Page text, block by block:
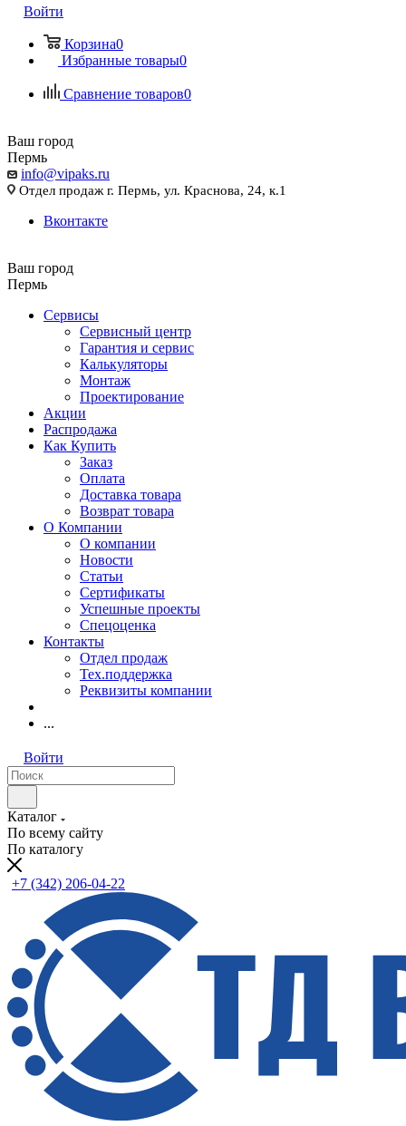
Войти
Корзина0
Избранные товары0
Сравнение товаров0
Ваш город
Пермь
info@vipaks.ru
Отдел продаж г. Пермь, ул. Краснова, 24, к.1
Вконтакте
Ваш город
Пермь
Сервисы
Сервисный центр
Гарантия и сервис
Калькуляторы
Монтаж
Проектирование
Акции
Распродажа
Как Купить
Заказ
Оплата
Доставка товара
Возврат товара
О Компании
О компании
Новости
Статьи
Сертификаты
Успешные проекты
Спецоценка
Контакты
Отдел продаж
Тех.поддержка
Реквизиты компании
...
Войти
Каталог
По всему сайту
По каталогу
+7 (342) 206-04-22